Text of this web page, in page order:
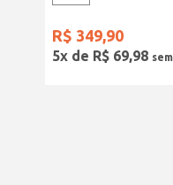
R$ 349,90
5x de R$ 69,98